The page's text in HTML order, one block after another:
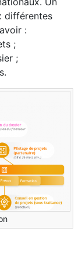
différentes
:
;
;